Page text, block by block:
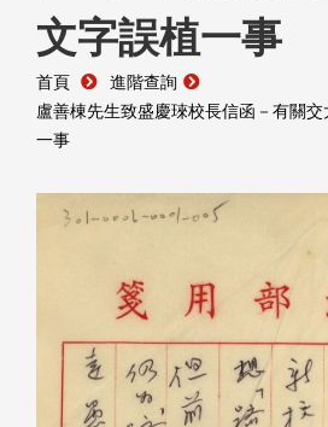
藏品清單全覽
資料調閱申請
文字誤植一事
首頁
進階查詢
盧善棟先生致盛慶琜校長信函－有關
一事